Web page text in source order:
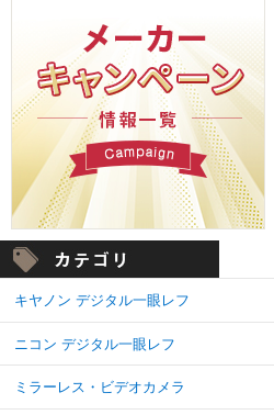
キヤノン デジタル一眼レフ
ニコン デジタル一眼レフ
ミラーレス・ビデオカメラ